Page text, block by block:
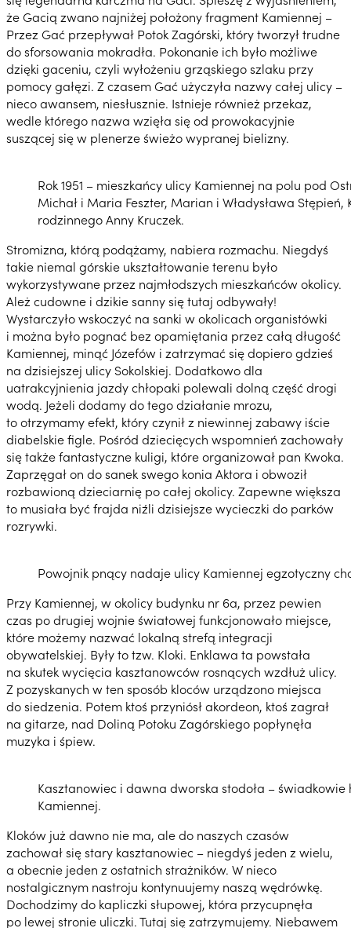
że Gacią zwano najniżej położony fragment Kamiennej –
Przez Gać przepływał Potok Zagórski, który tworzył trudne
do sforsowania mokradła. Pokonanie ich było możliwe
dzięki gaceniu, czyli wyłożeniu grząskiego szlaku przy
pomocy gałęzi. Z czasem Gać użyczyła nazwy całej ulicy –
nieco awansem, niesłusznie. Istnieje również przekaz,
wedle którego nazwa wzięła się od prowokacyjnie
suszącej się w plenerze świeżo wypranej bielizny.
Rok 1951 – mieszkańcy ulicy Kamiennej na polu pod
Michał i Maria Feszter, Marian i Władysława
rodzinnego Anny Kruczek.
Stromizna, którą podążamy, nabiera rozmachu. Niegdyś
takie niemal górskie ukształtowanie terenu było
wykorzystywane przez najmłodszych mieszkańców okolicy.
Ależ cudowne i dzikie sanny się tutaj odbywały!
Wystarczyło wskoczyć na sanki w okolicach organistówki
i można było pognać bez opamiętania przez całą długość
Kamiennej, minąć Józefów i zatrzymać się dopiero gdzieś
na dzisiejszej ulicy Sokolskiej. Dodatkowo dla
uatrakcyjnienia jazdy chłopaki polewali dolną część drogi
wodą. Jeżeli dodamy do tego działanie mrozu,
to otrzymamy efekt, który czynił z niewinnej zabawy iście
diabelskie figle. Pośród dziecięcych wspomnień zachowały
się także fantastyczne kuligi, które organizował pan Kwoka.
Zaprzęgał on do sanek swego konia Aktora i obwoził
rozbawioną dzieciarnię po całej okolicy. Zapewne większa
to musiała być frajda niźli dzisiejsze wycieczki do parków
rozrywki.
Powojnik pnący nadaje ulicy Kamiennej egzotyczny
Przy Kamiennej, w okolicy budynku nr 6a, przez pewien
czas po drugiej wojnie światowej funkcjonowało miejsce,
które możemy nazwać lokalną strefą integracji
obywatelskiej. Były to tzw. Kloki. Enklawa ta powstała
na skutek wycięcia kasztanowców rosnących wzdłuż ulicy.
Z pozyskanych w ten sposób kloców urządzono miejsca
do siedzenia. Potem ktoś przyniósł akordeon, ktoś zagrał
na gitarze, nad Doliną Potoku Zagórskiego popłynęła
muzyka i śpiew.
Kasztanowiec i dawna dworska stodoła – świadkowie
Kamiennej.
Kloków już dawno nie ma, ale do naszych czasów
zachował się stary kasztanowiec – niegdyś jeden z wielu,
a obecnie jeden z ostatnich strażników. W nieco
nostalgicznym nastroju kontynuujemy naszą wędrówkę.
Dochodzimy do kapliczki słupowej, która przycupnęła
po lewej stronie uliczki. Tutaj się zatrzymujemy. Niebawem